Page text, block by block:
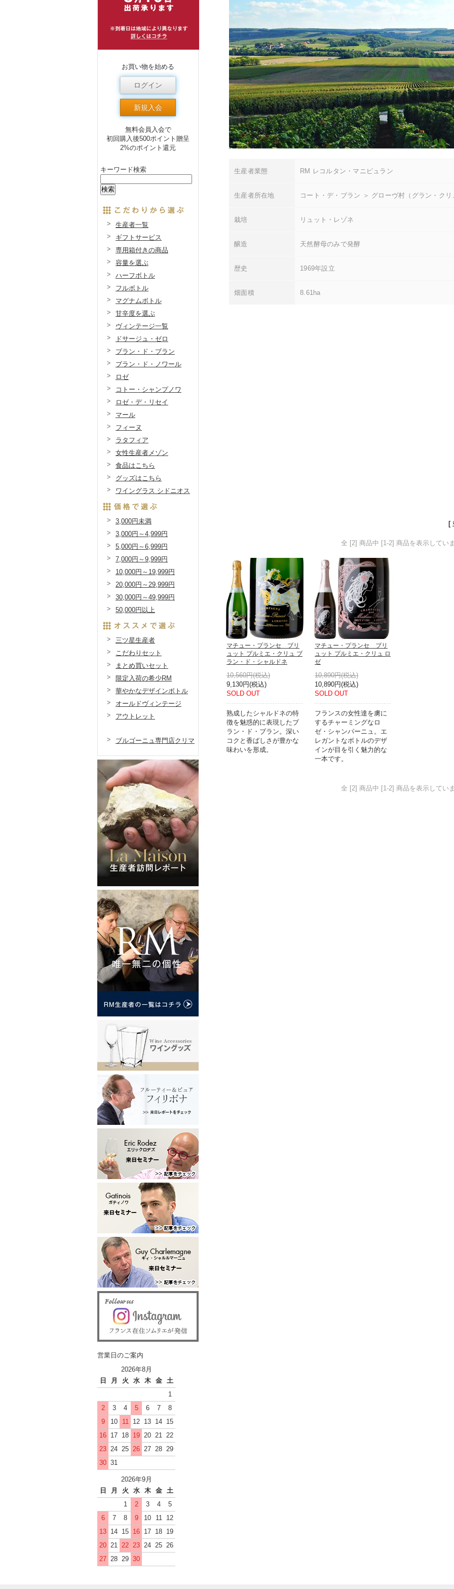
生産者業態 RM レコルタン・マニピュラン
生産者所在地 コート・デ・ブラン ＞ グローヴ村（グラン・クリ
栽培 リュット・レゾネ
醸造 天然酵母のみで発酵
歴史 1969年設立
畑面積 8.61ha
[
全 [2] 商品中 [1-2] 商品を表示してい
マチュー・プランセ ブリ
ュット プルミエ・クリュ ブ
ラン・ド・シャルドネ
10,560円(税込)
9,130円(税込)
SOLD OUT
熟成したシャルドネの特
徴を魅惑的に表現したブ
ラン・ド・ブラン。深い
コクと香ばしさが豊かな
味わいを形成。
マチュー・プランセ ブリ
ュット プルミエ・クリュ ロ
ゼ
10,890円(税込)
10,890円(税込)
SOLD OUT
フランスの女性達を虜に
するチャーミングなロ
ゼ・シャンパーニュ。エ
レガントなボトルのデザ
インが目を引く魅力的な
一本です。
全 [2] 商品中 [1-2] 商品を表示してい
お買い物を始める
ログイン
新規入会
無料会員入会で
初回購入後500ポイント贈呈
2%のポイント還元
キーワード検索
生産者一覧
ギフトサービス
専用箱付きの商品
容量を選ぶ
ハーフボトル
フルボトル
マグナムボトル
甘辛度を選ぶ
ヴィンテージ一覧
ドサージュ・ゼロ
ブラン・ド・ブラン
ブラン・ド・ノワール
ロゼ
コトー・シャンプノワ
ロゼ・デ・リセイ
マール
フィーヌ
ラタフィア
女性生産者メゾン
食品はこちら
グッズはこちら
ワイングラス シドニオス
3,000円未満
3,000円～4,999円
5,000円～6,999円
7,000円～9,999円
10,000円～19,999円
20,000円～29,999円
30,000円～49,999円
50,000円以上
三ツ星生産者
こだわりセット
まとめ買いセット
限定入荷の希少RM
華やかなデザインボトル
オールドヴィンテージ
アウトレット
ブルゴーニュ専門店クリマ
営業日のご案内
2026年8月
日
月 火 水 木 金
土
1
2
3 4 5 6 7
8
9
10 11 12 13 14 15
16 17 18 19 20 21 22
23 24 25 26 27 28 29
30 31
2026年9月
日
月 火 水 木 金
土
1
2 3 4
5
6
7 8 9 10 11
12
13 14 15 16 17 18 19
20 21 22 23 24 25 26
27 28 29 30